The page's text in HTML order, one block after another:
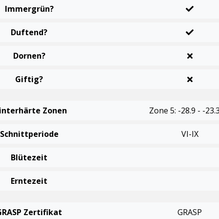
Immergrün?
Duftend?
Dornen?
Giftig?
Zonen Zone 5: -28.9 - -
Schnittperiode VI-IX
Blütezeit
Erntezeit
Zertifikat GRASP